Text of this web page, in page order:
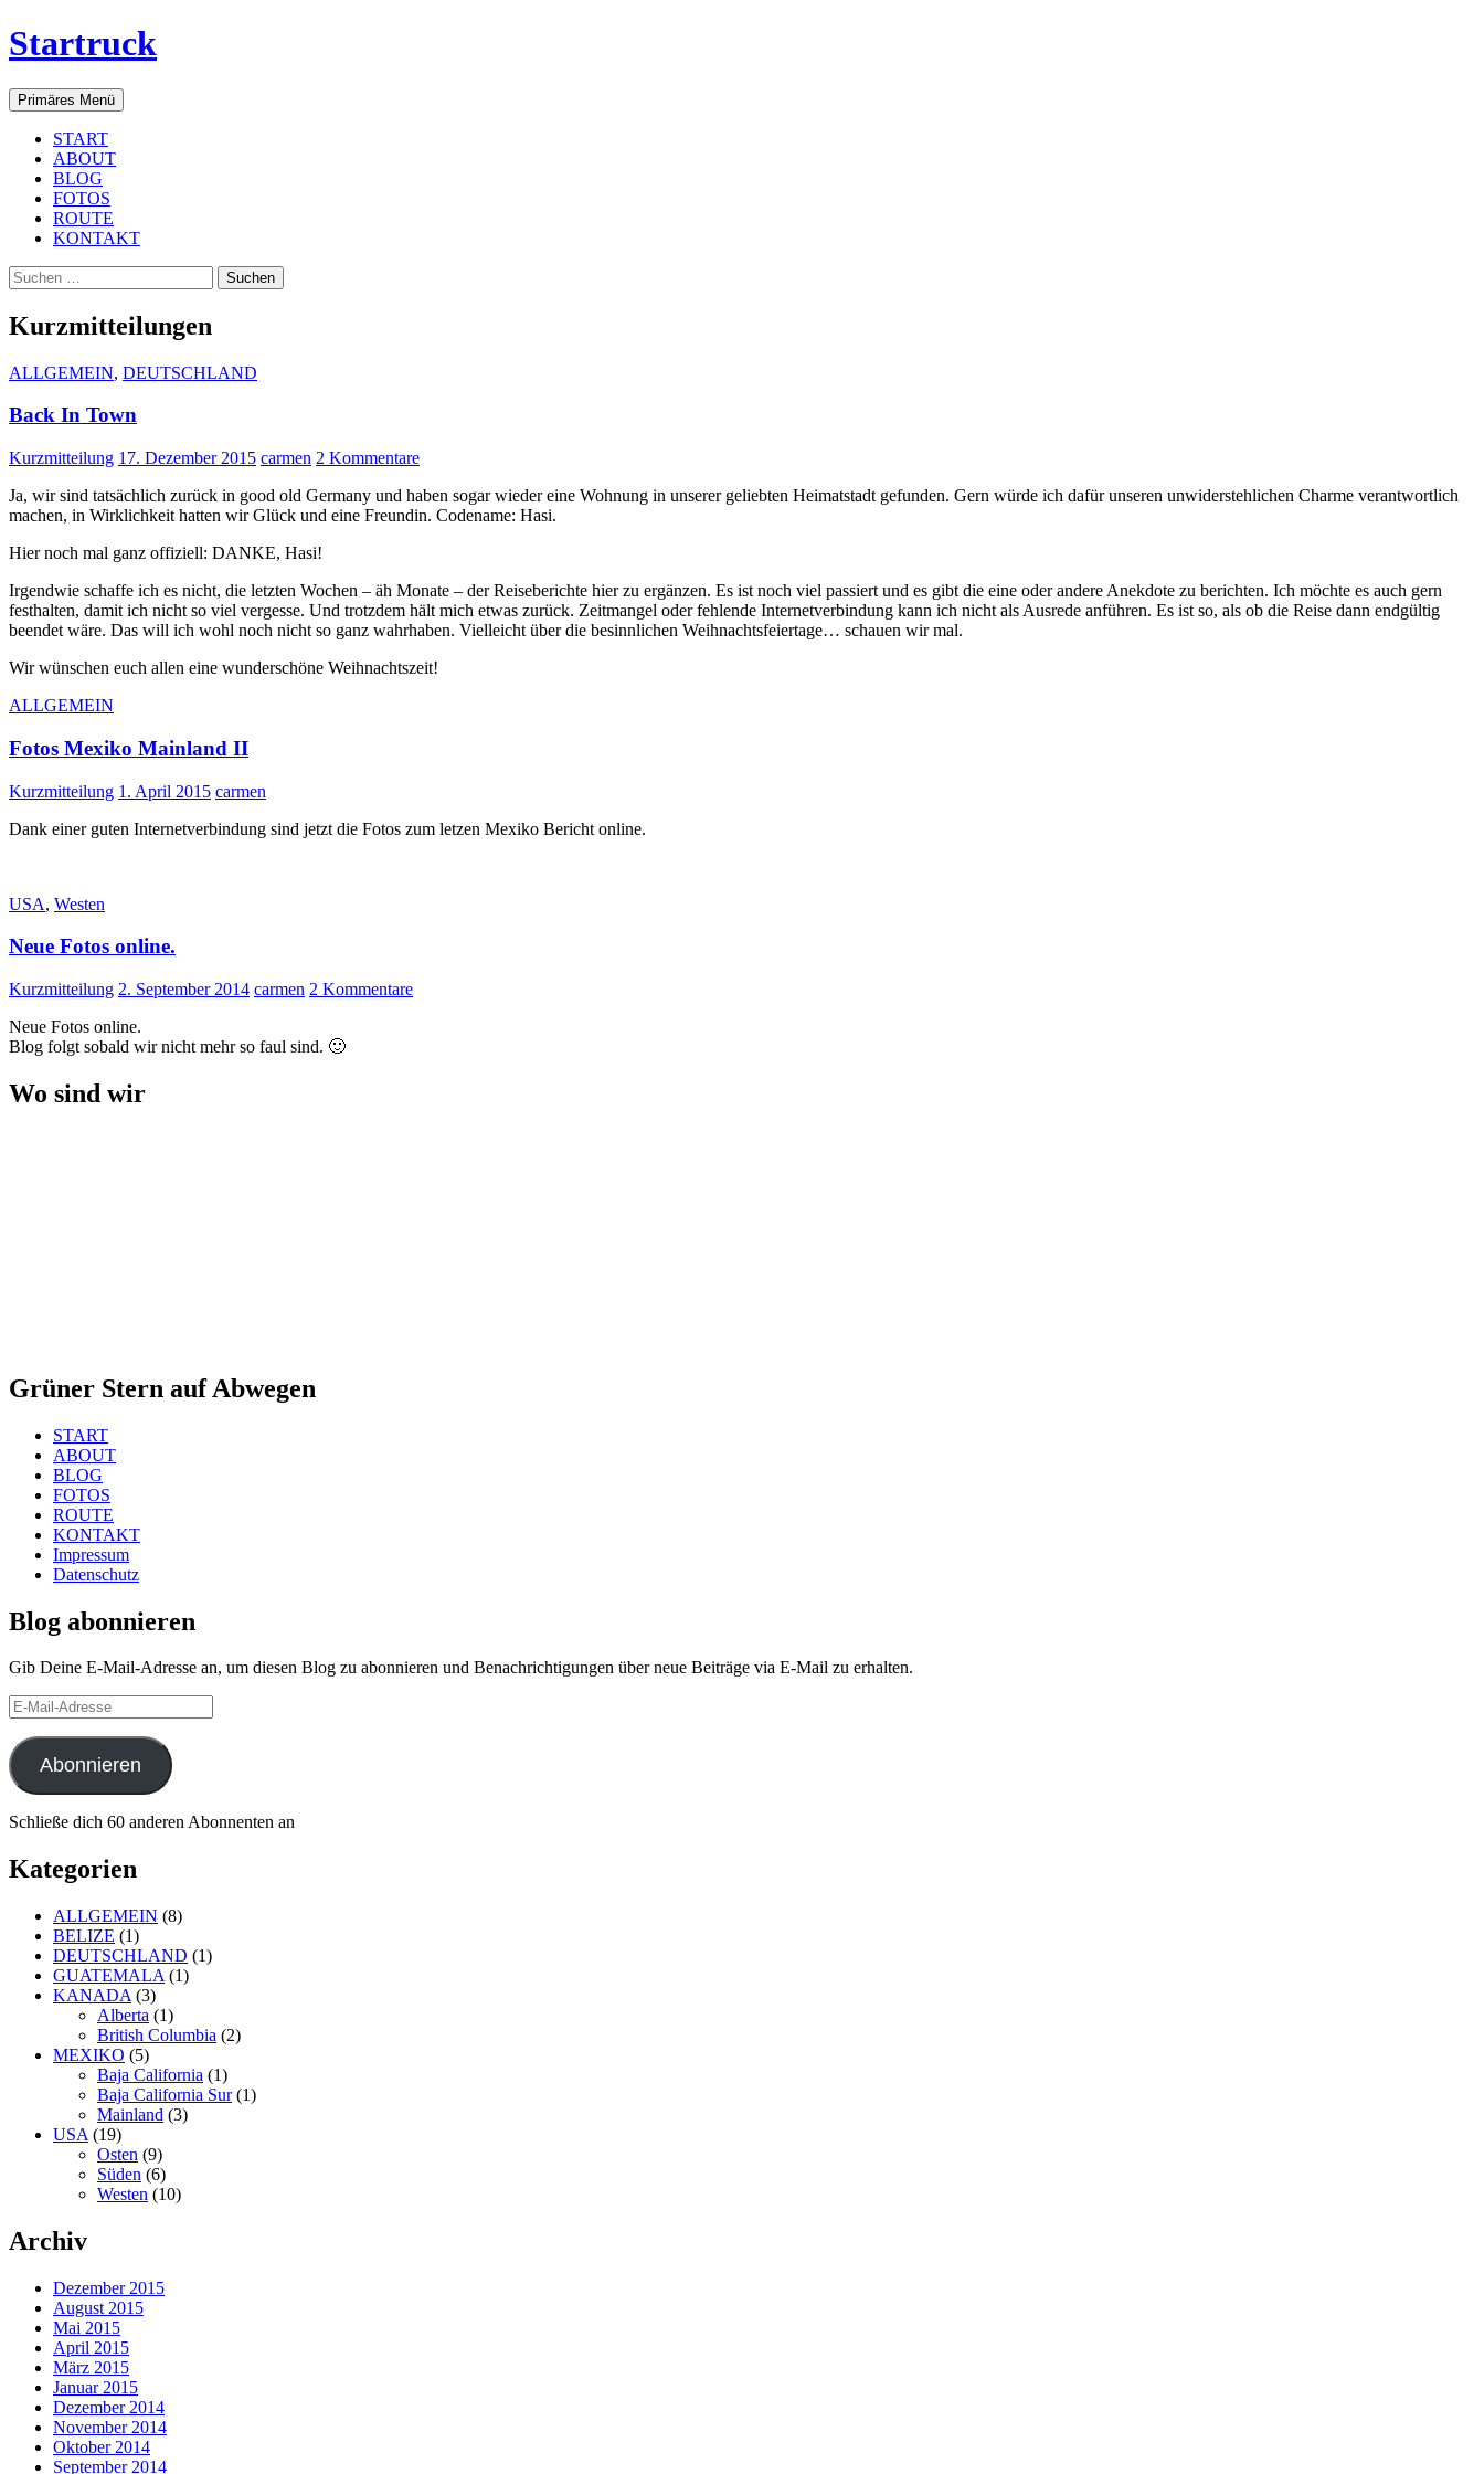
Startruck
Suchen
Primäres Menü Zum
Inhalt
START
ABOUT
BLOG
FOTOS
ROUTE
KONTAKT
Suchen
nach:
Kurzmitteilungen
ALLGEMEIN, DEUTSCHLAND
Back In Town
Kurzmitteilung 17. Dezember 2015 carmen 2 Kommentare
Ja, wir sind tatsächlich zurück in good old Germany und haben sogar wieder eine Wohnung in unserer geliebten Heimatstadt gefunden. Gern würde ich dafür unseren unwiderstehlichen Charme verantwortlich
machen, in Wirklichkeit hatten wir Glück und eine Freundin. Codename: Hasi.
Hier noch mal ganz offiziell: DANKE, Hasi!
Irgendwie schaffe ich es nicht, die letzten Wochen – äh Monate – der Reiseberichte hier zu ergänzen. Es ist noch viel passiert und es gibt die eine oder andere Anekdote zu berichten. Ich möchte es auch gern
festhalten, damit ich nicht so viel vergesse. Und trotzdem hält mich etwas zurück. Zeitmangel oder fehlende Internetverbindung kann ich nicht als Ausrede anführen. Es ist so, als ob die Reise dann endgültig
beendet wäre. Das will ich wohl noch nicht so ganz wahrhaben. Vielleicht über die besinnlichen Weihnachtsfeiertage… schauen wir mal.
Wir wünschen euch allen eine wunderschöne Weihnachtszeit!
ALLGEMEIN
Fotos Mexiko Mainland II
Kurzmitteilung 1. April 2015 carmen
Dank einer guten Internetverbindung sind jetzt die Fotos zum letzen Mexiko Bericht online.
USA, Westen
Neue Fotos online.
Kurzmitteilung 2. September 2014 carmen 2 Kommentare
Neue Fotos online.
Blog folgt sobald wir nicht mehr so faul sind. 🙂
Wo sind wir
Grüner Stern auf Abwegen
START
ABOUT
BLOG
FOTOS
ROUTE
KONTAKT
Impressum
Datenschutz
Blog abonnieren
Gib Deine E-Mail-Adresse an, um diesen Blog zu abonnieren und Benachrichtigungen über neue Beiträge via E-Mail zu erhalten.
E-
Mail-
Adresse
Abonnieren
Schließe dich 60 anderen Abonnenten an
Kategorien
ALLGEMEIN (8)
BELIZE (1)
DEUTSCHLAND (1)
GUATEMALA (1)
KANADA (3)
Alberta (1)
British Columbia (2)
MEXIKO (5)
Baja California (1)
Baja California Sur(1)
Mainland (3)
USA (19)
Osten (9)
Süden (6)
Westen (10)
Archiv
Dezember 2015
August 2015
Mai 2015
April 2015
März 2015
Januar 2015
Dezember 2014
November 2014
Oktober 2014
September 2014